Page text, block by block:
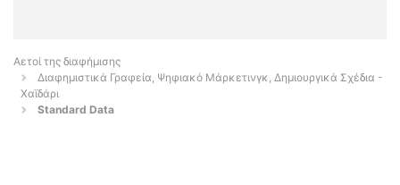
Αετοί της διαφήμισης
Διαφημιστικά Γραφεία, Ψηφιακό Μάρκετινγκ, Δημιουργικά Σχέδια -
Χαϊδάρι
Standard Data